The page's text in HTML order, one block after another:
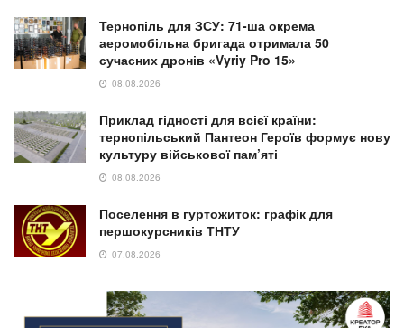
Тернопіль для ЗСУ: 71-ша окрема
аеромобільна бригада отримала 50
сучасних дронів «Vyriy Pro 15»
08.08.2026
Приклад гідності для всієї країни:
тернопільський Пантеон Героїв формує нову
культуру військової пам’яті
08.08.2026
Поселення в гуртожиток: графік для
першокурсників ТНТУ
07.08.2026